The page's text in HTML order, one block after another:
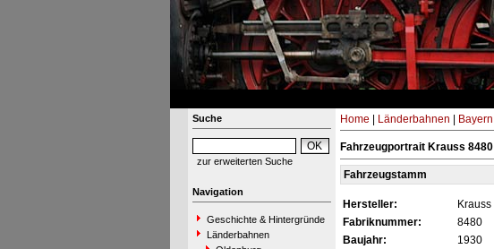
Suche
zur erweiterten Suche
Navigation
Geschichte & Hintergründe
Länderbahnen
Home Länderbahnen Bayern
Fahrzeugportrait Krauss 8480
Fahrzeugstamm
Hersteller: Krauss
Fabriknummer:
8480
Baujahr:
1930